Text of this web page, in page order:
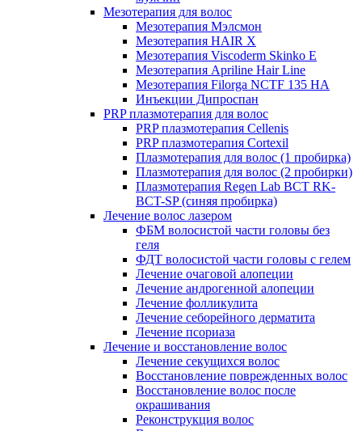
Мезотерапия для волос
Мезотерапия Мэлсмон
Мезотерапия HAIR X
Мезотерапия Viscoderm Skinko E
Мезотерапия Apriline Hair Line
Мезотерапия Filorga NCTF 135 HA
Инъекции Дипроспан
PRP плазмотерапия для волос
PRP плазмотерапия Cellenis
PRP плазмотерапия Cortexil
Плазмотерапия для волос (1 пробирка)
Плазмотерапия для волос (2 пробирки)
Плазмотерапия Regen Lab BCT RK-
BCT-SP (синяя пробирка)
Лечение волос лазером
ФБМ волосистой части головы без
геля
ФДТ волосистой части головы с гелем
Лечение очаговой алопеции
Лечение андрогенной алопеции
Лечение фолликулита
Лечение себорейного дерматита
Лечение псориаза
Лечение и восстановление волос
Лечение секущихся волос
Восстановление поврежденных волос
Восстановление волос после
окрашивания
Реконструкция волос